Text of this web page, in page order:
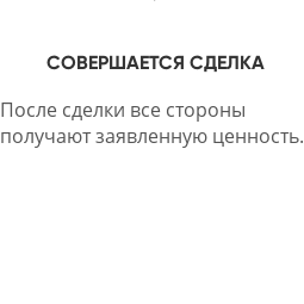
СОВЕРШАЕТСЯ СДЕЛКА
После сделки все стороны
получают заявленную ценность.